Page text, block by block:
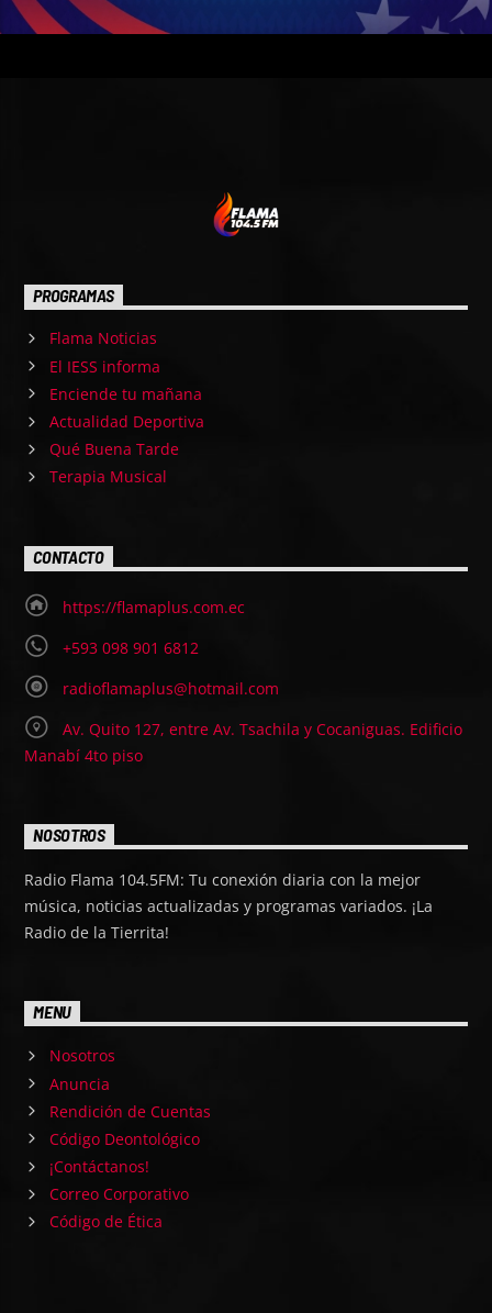
PROGRAMAS
Flama Noticias
El IESS informa
Enciende tu mañana
Actualidad Deportiva
Qué Buena Tarde
Terapia Musical
CONTACTO
https://flamaplus.com.ec
+593 098 901 6812
radioflamaplus@hotmail.com
Av. Quito 127, entre Av. Tsachila y Cocaniguas. Edificio
Manabí 4to piso
NOSOTROS
Radio Flama 104.5FM: Tu conexión diaria con la mejor
música, noticias actualizadas y programas variados. ¡La
Radio de la Tierrita!
MENU
Nosotros
Anuncia
Rendición de Cuentas
Código Deontológico
¡Contáctanos!
Correo Corporativo
Código de Ética